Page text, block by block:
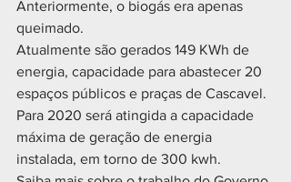
Anteriormente, o biogás era apenas
queimado.
Atualmente são gerados 149 KWh de
energia, capacidade para abastecer 20
espaços públicos e praças de Cascavel.
Para 2020 será atingida a capacidade
máxima de geração de energia
instalada, em torno de 300 kwh.